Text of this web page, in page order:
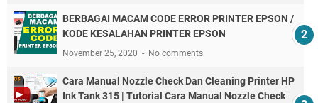
BERBAGAI MACAM CODE ERROR PRINTER EPSON /
KODE KESALAHAN PRINTER EPSON
November 25, 2020 No comments
Cara Manual Nozzle Check Dan Cleaning Printer HP
Ink Tank 315 | Tutorial Cara Manual Nozzle Check